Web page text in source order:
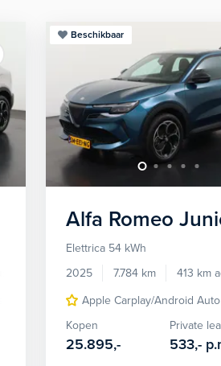
Elektrisch
control adaptief LED koplampen
Beschikbaar
Alfa Romeo
Elettrica 54 kWh
2025
7.784 km 413 km
Apple Carplay/Android Auto
Kopen
25.895,-
Private
533,-